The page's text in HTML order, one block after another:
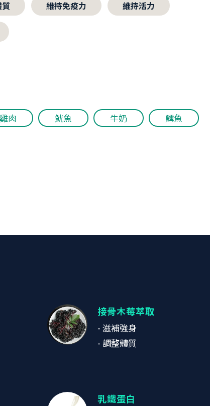
維持免疫力 維持活力
雞肉 魷魚 牛奶
鱈魚
接骨木莓萃取
- 滋補強身
- 調整體質
乳鐵蛋白